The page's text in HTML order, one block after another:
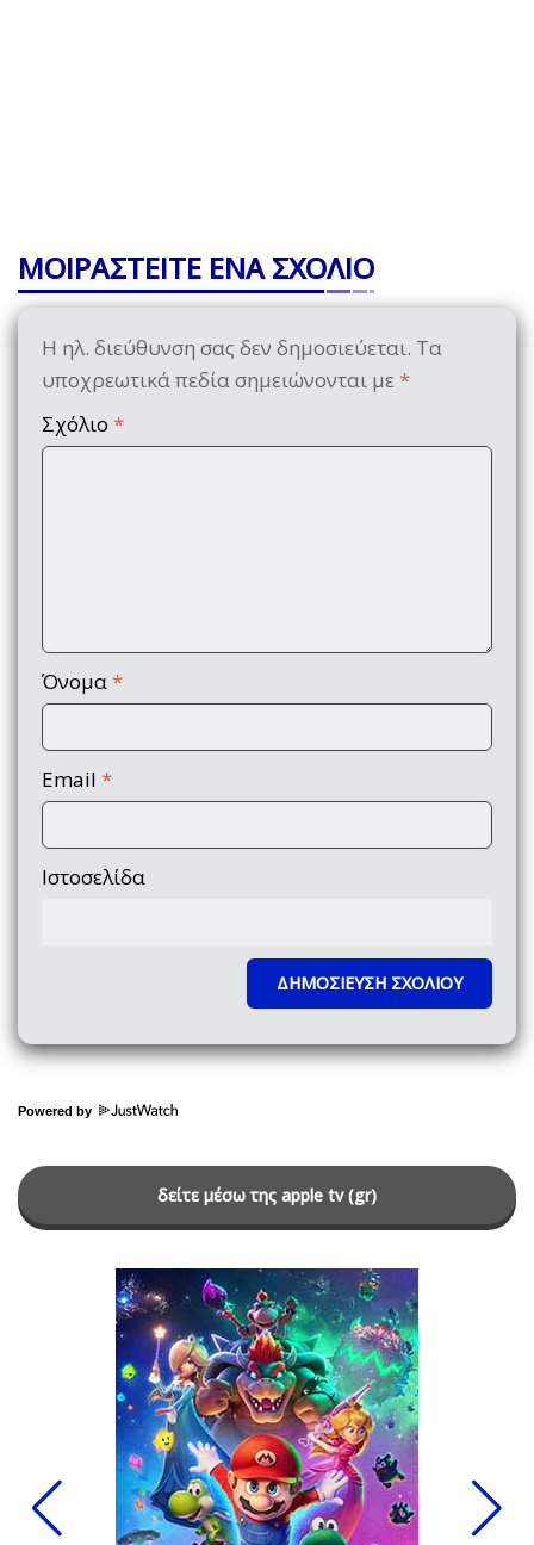
ΜΟΙΡΑΣΤΕΙΤΕ ΕΝΑ ΣΧΟΛΙΟ
Η ηλ. διεύθυνση σας δεν δημοσιεύεται. Τα
υποχρεωτικά πεδία σημειώνονται με *
Σχόλιο *
Όνομα *
Email *
Ιστοσελίδα
Powered by
δείτε μέσω της apple tv (gr)